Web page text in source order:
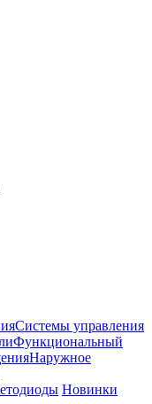
Системы управления
Функциональный
Наружное
Новинки